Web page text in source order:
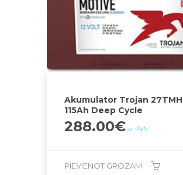
Akumulator Trojan 27TMH
115Ah Deep Cycle
288.00€ ar PVN
PIEVIENOT GROZAM